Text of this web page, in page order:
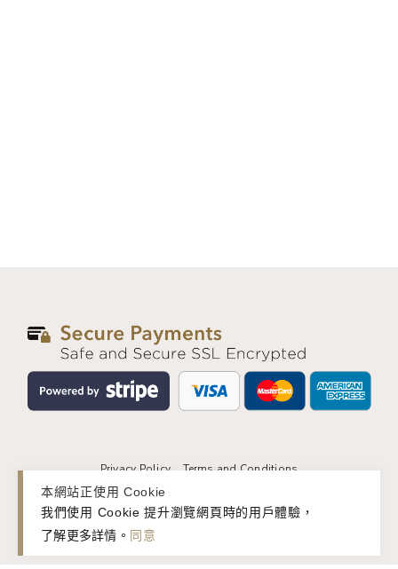
Privacy Policy Terms and Conditions
© 2026 basic&. All rights reserved.
本網站正使用 Cookie
我們使用 Cookie 提升瀏覽網頁時的用戶體驗，
了解更多詳情 。 同意